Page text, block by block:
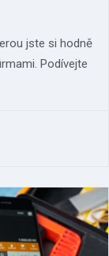
jste si hodně
Podívejte